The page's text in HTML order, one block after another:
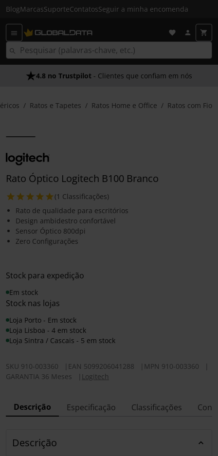
BlogMarcasSuporteContatosSeguir a minha encomenda
4.8 no Trustpilot - Clientes que confiam em nós
Ratos e Tapetes Ratos Home e Office Ratos com Fio
Rato Óptico Logitech B100 Branco
(1 Classificações)
Rato de qualidade para escritórios
Design ambidestro confortável
Sensor Óptico 800dpi
Zero Configurações
Stock para expedição
Em stock
Stock nas lojas
Loja Porto - Em stock
Loja Lisboa - 4 em stock
Loja Sintra / Cascais - 5 em stock
SKU 910-003360 EAN 5099206041288 MPN 910-003360
GARANTIA 36 Meses
Logitech
Descrição Especificação Classificações
Descrição